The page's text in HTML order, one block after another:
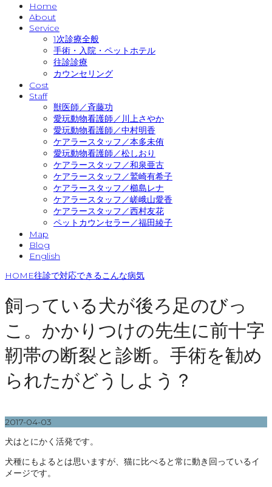
Home
About
Service
1次診療全般
手術・入院・ペットホテル
往診診療
カウンセリング
Cost
Staff
獣医師／斉藤功
愛玩動物看護師／川上さやか
愛玩動物看護師／中村明香
ケアラースタッフ／本多未侑
愛玩動物看護師／松しおり
ケアラースタッフ／和泉亜古
ケアラースタッフ／鷲崎有希子
ケアラースタッフ／櫛島レナ
ケアラースタッフ／嵯峨山愛香
ケアラースタッフ／西村友花
ペットカウンセラー／福田綾子
Map
Blog
English
HOME往診で対応できるこんな病気
飼っている犬が後ろ足のびっ
こ。かかりつけの先生に前十字
靭帯の断裂と診断。手術を勧め
られたがどうしよう？
2017-04-03
犬はとにかく活発です。
犬種にもよるとは思いますが、猫に比べると常に動き回っているイ
メージです。